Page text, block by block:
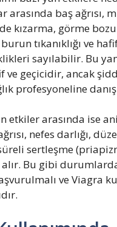
arasında baş ağrısı,
kızarma, görme
tıkanıklığı ve
sayılabilir. Bu
ve geçicidir, ancak
profesyoneline
etkiler arasında ise
nefes darlığı,
sertleşme
Bu gibi
ve Viagra